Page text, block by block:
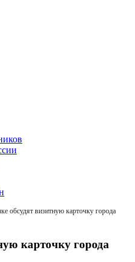
обсудят визитную карточку города
карточку города